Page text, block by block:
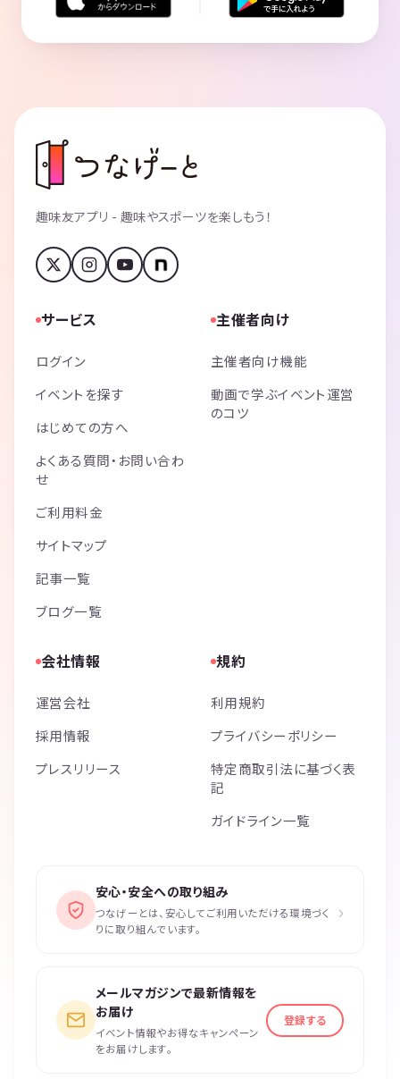
趣味友アプリ - 趣味やスポーツを楽しもう！
サービス
ログイン
イベントを探す
はじめての方へ
よくある質問・お問い合わ
せ
ご利用料金
サイトマップ
記事一覧
ブログ一覧
主催者向け
主催者向け機能
動画で学ぶイベント運営
のコツ
会社情報
運営会社
採用情報
プレスリリース
規約
利用規約
プライバシーポリシー
特定商取引法に基づく表
記
ガイドライン一覧
安心・安全への取り組み
つなげーとは、安心してご利用いただける環境づく
りに取り組んでいます。
›
メールマガジンで最新情報を
お届け
イベント情報やお得なキャンペーン
をお届けします。
登録する